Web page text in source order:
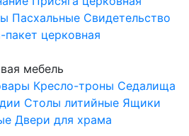
Пасхальные Свидетельство
церковная
мебель
Кресло-троны Седалища
Столы литийные Ящики
Двери для храма